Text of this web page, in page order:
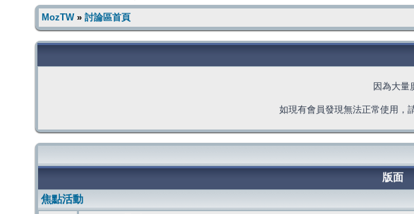
MozTW» 討論區首頁
因為大量
如現有會員發現無法正常使用，
版面
焦點活動